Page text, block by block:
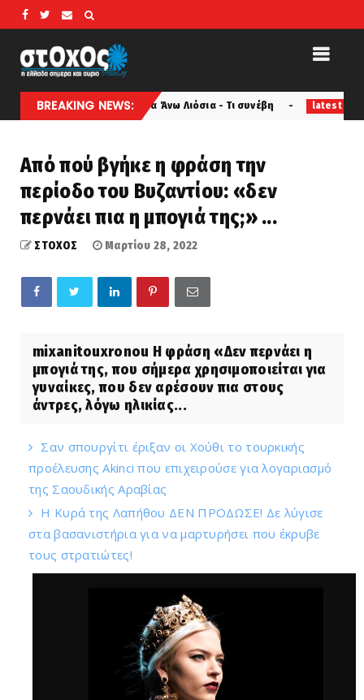
BREAKING NEWS:
όχημα στα Άνω Λιόσια - Τι συνέβη latest ΜΑΣ ΑΦΟΡΑ
Από πού βγήκε η φράση την
περίοδο του Βυζαντίου: «δεν
περνάει πια η μπογιά της;» ...
ΣΤΟΧΟΣ Μαρτίου 28, 2022
mixanitouxronou Η φράση «Δεν περνάει η
μπογιά της, που σήμερα χρησιμοποιείται για
γυναίκες, που δεν αρέσουν πια στους
άντρες, λόγω ηλικίας...
Σαν σπουργίτι έριξαν οι Χούθι το τουρκικής
προέλευσης Akinci που επιχειρούσε για λογαριασμό
της Σαουδικής Αραβίας
Η Κυρά της Λαπήθου ΔΕΝ ΠΡΟΔΩΣΕ! Δε λύγισε
στα βασανιστήρια για να μαρτυρήσει που έκρυβε
τους στρατιώτες!